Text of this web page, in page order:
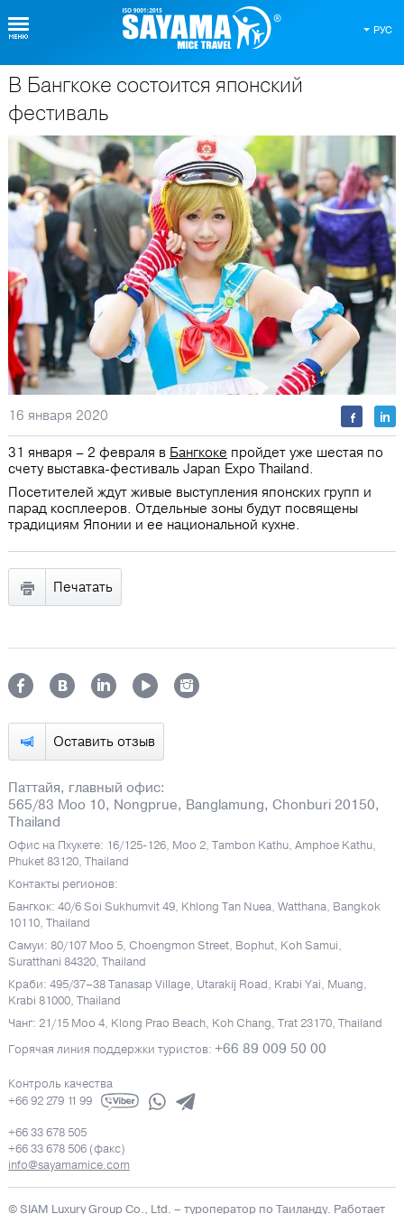
РУС
О Таиланде
Оставить отзыв
Паттайя, главный офис:
565/83 Moo 10, Nongprue, Banglamung, Chonburi 20150,
Thailand
Офис на Пхукете: 16/125-126, Moo 2, Tambon Kathu, Amphoe Kathu,
Phuket 83120, Thailand
Контакты регионов:
Бангкок: 40/6 Soi Sukhumvit 49, Khlong Tan Nuea, Watthana, Bangkok
10110, Thailand
Самуи: 80/107 Moo 5, Choengmon Street, Bophut, Koh Samui,
Suratthani 84320, Thailand
Краби: 495/37–38 Tanasap Village, Utarakij Road, Krabi Yai, Muang,
Krabi 81000, Thailand
Чанг: 21/15 Moo 4, Klong Prao Beach, Koh Chang, Trat 23170, Thailand
Горячая линия поддержки туристов: +66 89 009 50 00
Контроль качества
+66 92 279 11 99
+66 33 678 505
+66 33 678 506 (факс)
info@sayamamice.com
© SIAM Luxury Group Co., Ltd. – туроператор по Таиланду. Работает
В Бангкоке состоится японский
фестиваль
16 января 2020
31 января – 2 февраля в Бангкоке пройдет уже шестая по
счету выставка-фестиваль Japan Expo Thailand.
Посетителей ждут живые выступления японских групп и
парад косплееров. Отдельные зоны будут посвящены
традициям Японии и ее национальной кухне.
Печатать